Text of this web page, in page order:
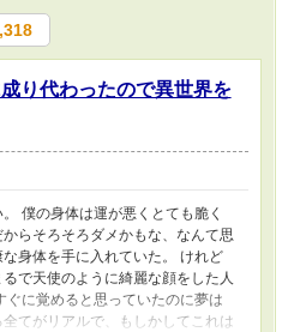
り代わったので異世界を
僕の身体は運が悪くとても脆く
らそろそろダメかもな、なんて思
身体を手に入れていた。 けれど
で天使のように綺麗な顔をした人
に覚めると思っていたのに夢は
てがリアルで、もしかしてこれは